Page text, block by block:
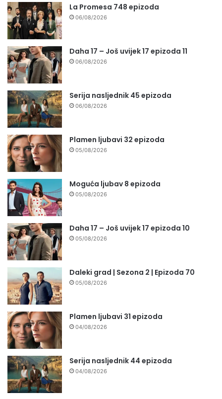
La Promesa 748 epizoda
06/08/2026
Daha 17 – Još uvijek 17 epizoda 11
06/08/2026
Serija nasljednik 45 epizoda
06/08/2026
Plamen ljubavi 32 epizoda
05/08/2026
Moguća ljubav 8 epizoda
05/08/2026
Daha 17 – Još uvijek 17 epizoda 10
05/08/2026
Daleki grad | Sezona 2 | Epizoda 70
05/08/2026
Plamen ljubavi 31 epizoda
04/08/2026
Serija nasljednik 44 epizoda
04/08/2026